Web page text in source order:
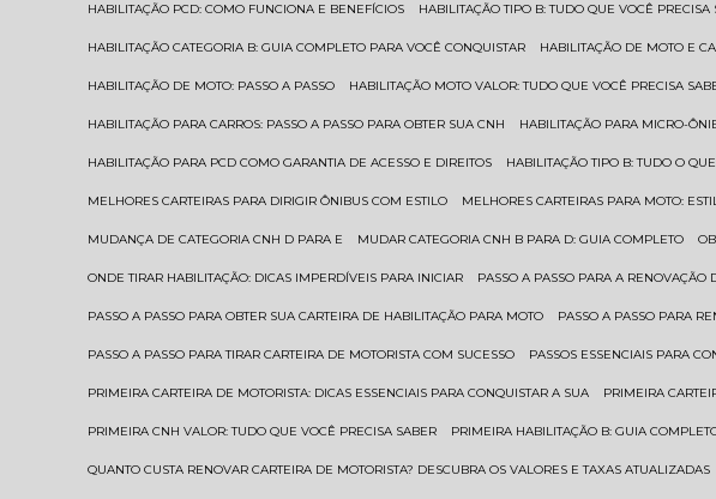
HABILITAÇÃO PCD: COMO FUNCIONA E BENEFÍCIOS HABILITAÇÃO TIPO B: TUDO QUE VOCÊ PRECISA
HABILITAÇÃO CATEGORIA B: GUIA COMPLETO PARA VOCÊ CONQUISTAR HABILITAÇÃO DE MOTO E
HABILITAÇÃO DE MOTO: PASSO A PASSO HABILITAÇÃO MOTO VALOR: TUDO QUE VOCÊ PRECISA
HABILITAÇÃO PARA CARROS: PASSO A PASSO PARA OBTER SUA CNH HABILITAÇÃO PARA MICRO-
HABILITAÇÃO PARA PCD COMO GARANTIA DE ACESSO E DIREITOS HABILITAÇÃO TIPO B: TUDO O
MELHORES CARTEIRAS PARA DIRIGIR ÔNIBUS COM ESTILO MELHORES CARTEIRAS PARA MOTO:
MUDANÇA DE CATEGORIA CNH D PARA E MUDAR CATEGORIA CNH B PARA D: GUIA COMPLETO
ONDE TIRAR HABILITAÇÃO: DICAS IMPERDÍVEIS PARA INICIAR PASSO A PASSO PARA A
PASSO A PASSO PARA OBTER SUA CARTEIRA DE HABILITAÇÃO PARA MOTO PASSO A PASSO PARA
PASSO A PASSO PARA TIRAR CARTEIRA DE MOTORISTA COM SUCESSO PASSOS ESSENCIAIS PARA
PRIMEIRA CARTEIRA DE MOTORISTA: DICAS ESSENCIAIS PARA CONQUISTAR A SUA PRIMEIRA
PRIMEIRA CNH VALOR: TUDO QUE VOCÊ PRECISA SABER PRIMEIRA HABILITAÇÃO B: GUIA
QUANTO CUSTA RENOVAR CARTEIRA DE MOTORISTA? DESCUBRA OS VALORES E TAXAS ATUALIZADAS